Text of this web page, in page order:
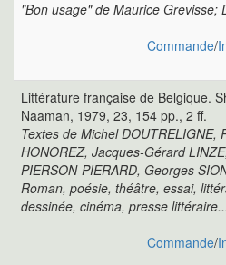
"Bon usage" de Maurice Grevisse;
Commande/
Littérature française de Belgique.
Naaman, 1979, 23, 154 pp., 2 ff.
Textes de Michel DOUTRELIGNE,
HONOREZ, Jacques-Gérard
PIERSON-PIERARD, Georges
Roman, poésie, théâtre, essai,
dessinée, cinéma, presse littéraire...
Commande/